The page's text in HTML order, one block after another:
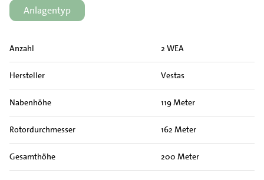
Anlagentyp
Anzahl 2 WEA
Hersteller Vestas
Nabenhöhe 119 Meter
Rotordurchmesser 162 Meter
Gesamthöhe 200 Meter